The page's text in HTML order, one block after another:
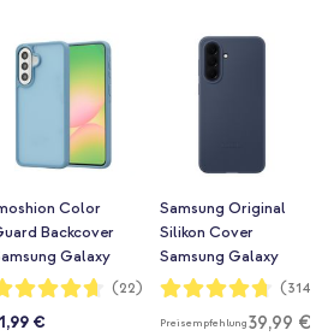
Color
Backcover
Galaxy
(5G) - Hellblau
(22)
€
Samsung Original
Silikon Cover
Samsung Galaxy
A57 (5G) - Dark
Bewertung:
94%
(314)
Preisempfehlung39,99 €